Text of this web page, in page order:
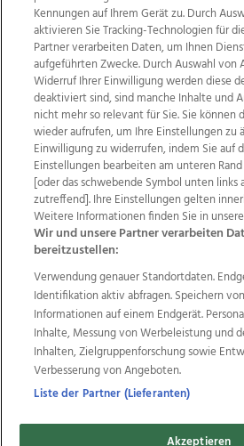
Wir über uns Mediadaten
Datenschutz
Impressum
AGB Website
Ehrenkodex
Weitere Angebote des
TV1 di-mog-i.at OÖNow
Life Radio
OÖNachrichten
OÖN Karriere
OÖN Reise
Regionaljobs
wasistlos.at
Kennungen auf Ihrem Gerät zu. Durch
aktivieren Sie Tracking-Technologien für
Partner verarbeiten Daten, um Ihnen
aufgeführten Zwecke. Durch Auswahl von
Widerruf Ihrer Einwilligung werden diese
deaktiviert sind, sind manche Inhalte und
nicht mehr so relevant für Sie. Sie können
wieder aufrufen, um Ihre Einstellungen zu
Einwilligung zu widerrufen, indem Sie auf
Einstellungen bearbeiten am unteren
[oder das schwebende Symbol unten links
zutreffend]. Ihre Einstellungen gelten
Weitere Informationen finden Sie in
Wir und unsere Partner verarbeiten
bereitzustellen:
Verwendung genauer Standortdaten.
Identifikation aktiv abfragen. Speichern
Informationen auf einem Endgerät.
Inhalte, Messung von Werbeleistung und
Inhalten, Zielgruppenforschung sowie
Verbesserung von Angeboten.
Liste der Partner (Lieferanten)
Akzeptieren